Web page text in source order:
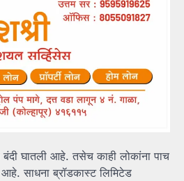
बंदी घातली आहे. तसेच काही लोकांना पाच
आहे. साधना ब्रॉडकास्ट लिमिटेड